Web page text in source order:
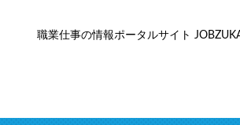
職業仕事の情報ポータルサイト